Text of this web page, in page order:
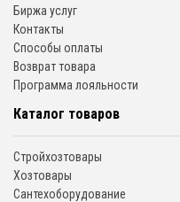
Биржа услуг
Контакты
Способы оплаты
Возврат товара
Программа лояльности
Каталог товаров
Стройхозтовары
Хозтовары
Сантехоборудование